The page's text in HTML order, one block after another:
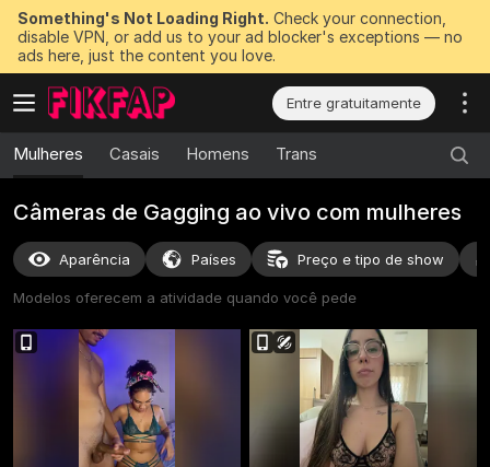
Something's Not Loading Right. Check your connection,
disable VPN, or add us to your ad blocker's exceptions — no
ads here, just the content you love.
Entre gratuitamente
Mulheres Casais Homens Trans
Câmeras de Gagging ao vivo com mulheres
Aparência Países Preço e tipo de show
Modelos oferecem a atividade quando você pede